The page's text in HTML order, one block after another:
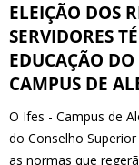
ELEIÇÃO DOS
SERVIDORES
EDUCAÇÃO
CAMPUS DE
O Ifes - Campus de
do Conselho
as normas que